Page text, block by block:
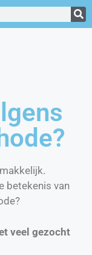
betekenis van
veel gezocht